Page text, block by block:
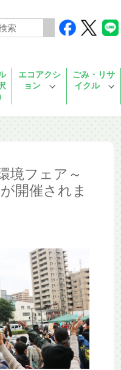
エコアクシ
ョン
ごみ・リサ
イクル
境フェア～
開催されま